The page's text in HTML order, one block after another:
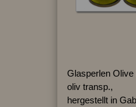
Glasperlen Olive
oliv transp.,
hergestellt in